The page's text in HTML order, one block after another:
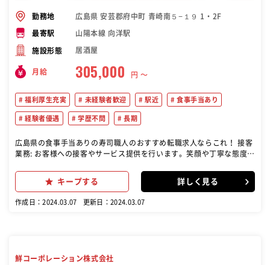
勤務地 広島県 安芸郡府中町 青崎南５−１９ 1・2F
最寄駅 山陽本線 向洋駅
施設形態 居酒屋
月給 305,000 円 〜
福利厚生充実 未経験者歓迎 駅近 食事手当あり
経験者優遇 学歴不問 長期
広島県の食事手当ありの寿司職人のおすすめ転職求人ならこれ！ 接客
業務: お客様への接客やサービス提供を行います。笑顔や丁寧な態度で
など、お客様の満足度を高めるための業務が含まれます。 調理業務:
寿司の握りや海鮮料理の調理を行います。食材の仕込みから調理、盛
に気を配り、安全で美味しい料理を提供する。 店舗マネジメント: 店
も担当し、チームの一員として協力して働きます。
キープする 詳しく見る
作成日：2024.03.07 更新日：2024.03.07
鮮コーポレーション株式会社